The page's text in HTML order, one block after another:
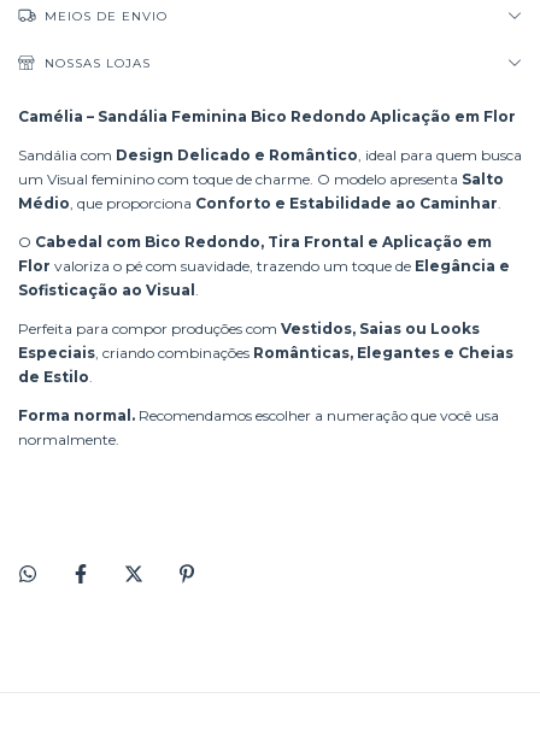
MEIOS DE ENVIO
NOSSAS LOJAS
Camélia – Sandália Feminina Bico Redondo Aplicação em Flor
Sandália com Design Delicado e Romântico, ideal para quem busca
um Visual feminino com toque de charme. O modelo apresenta Salto
Médio, que proporciona Conforto e Estabilidade ao Caminhar.
O Cabedal com Bico Redondo, Tira Frontal e Aplicação em
Flor valoriza o pé com suavidade, trazendo um toque de Elegância e
Sofisticação ao Visual .
Perfeita para compor produções com Vestidos, Saias ou Looks
Especiais, criando combinações Românticas, Elegantes e Cheias
de Estilo.
Forma normal. Recomendamos escolher a numeração que você usa
normalmente.